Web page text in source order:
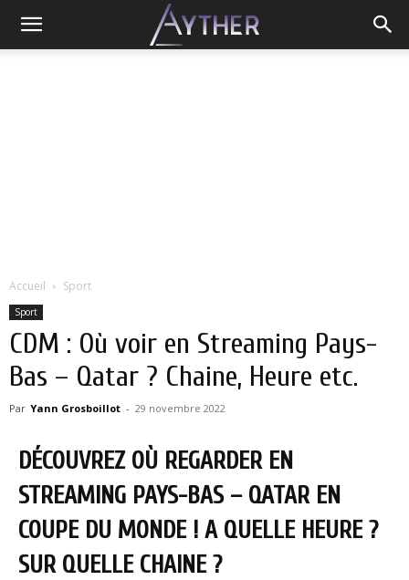
Accueil Sport
Sport
CDM : Où voir en Streaming Pays-
Bas – Qatar ? Chaine, Heure etc.
Par Yann Grosboillot - 29 novembre 2022
DÉCOUVREZ OÙ REGARDER EN
STREAMING PAYS-BAS – QATAR EN
COUPE DU MONDE ! A QUELLE HEURE ?
SUR QUELLE CHAINE ?